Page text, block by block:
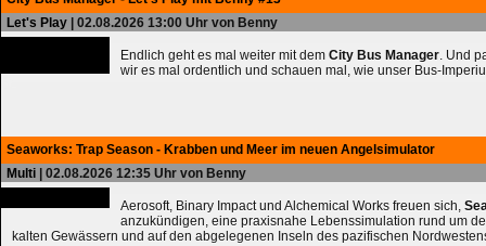
Let's Play | 02.08.2026 13:00 Uhr von Benny
Endlich geht es mal weiter mit dem City Bus Manager. Und
wir es mal ordentlich und schauen mal, wie unser Bus-
Seaworks: Trap Season - Krabben und Meer im neuen Angelsimulator
Multi | 02.08.2026 12:35 Uhr von Benny
Aerosoft, Binary Impact und Alchemical Works freuen sich,
anzukündigen, eine praxisnahe Lebenssimulation rund um
kalten Gewässern und auf den abgelegenen Inseln des pazifischen